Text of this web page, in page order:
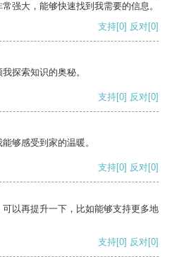
强大，能够快速找到我需要的信息。
支持[0] 反对[0]
探索知识的奥秘。
支持[0] 反对[0]
够感受到家的温暖。
支持[0] 反对[0]
以再提升一下，比如能够支持更多地
支持[0] 反对[0]